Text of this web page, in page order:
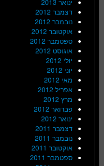
דצמבר 2012
נובמבר 2012
אוקטובר 2012
ספטמבר 2012
אוגוסט 2012
יולי 2012
יוני 2012
מאי 2012
אפריל 2012
מרץ 2012
פברואר 2012
ינואר 2012
דצמבר 2011
נובמבר 2011
אוקטובר 2011
ספטמבר 2011